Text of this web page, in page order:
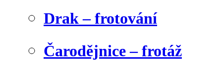
Drak – frotování
Čarodějnice – frotáž